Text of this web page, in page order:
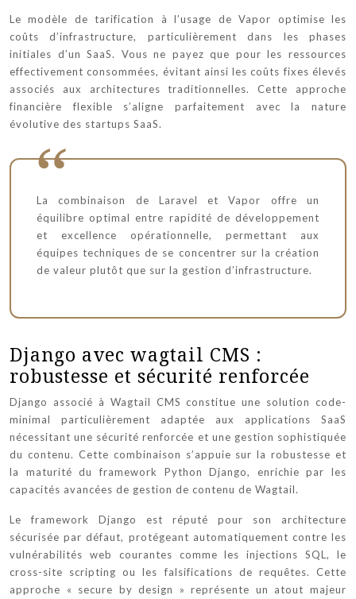
Le modèle de tarification à l’usage de Vapor optimise les
coûts d’infrastructure, particulièrement dans les phases
initiales d’un SaaS. Vous ne payez que pour les ressources
effectivement consommées, évitant ainsi les coûts fixes élevés
associés aux architectures traditionnelles. Cette approche
financière flexible s’aligne parfaitement avec la nature
évolutive des startups SaaS.
La combinaison de Laravel et Vapor offre un
équilibre optimal entre rapidité de développement
et excellence opérationnelle, permettant aux
équipes techniques de se concentrer sur la création
de valeur plutôt que sur la gestion d’infrastructure.
Django avec wagtail CMS :
robustesse et sécurité renforcée
Django associé à Wagtail CMS constitue une solution code-
minimal particulièrement adaptée aux applications SaaS
nécessitant une sécurité renforcée et une gestion sophistiquée
du contenu. Cette combinaison s’appuie sur la robustesse et
la maturité du framework Python Django, enrichie par les
capacités avancées de gestion de contenu de Wagtail.
Le framework Django est réputé pour son architecture
sécurisée par défaut, protégeant automatiquement contre les
vulnérabilités web courantes comme les injections SQL, le
cross-site scripting ou les falsifications de requêtes. Cette
approche « secure by design » représente un atout majeur